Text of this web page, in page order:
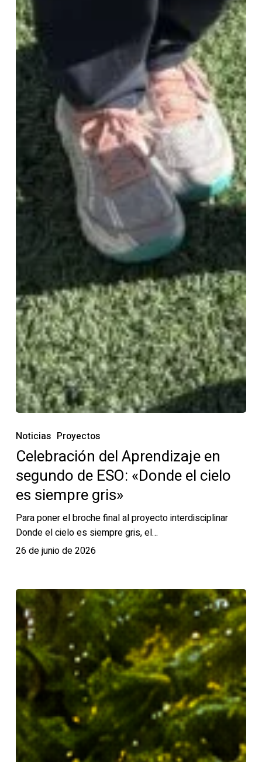
Noticias Proyectos
Celebración del Aprendizaje en
segundo de ESO: «Donde el cielo
es siempre gris»
Para poner el broche final al proyecto interdisciplinar
Donde el cielo es siempre gris, el…
26 de junio de 2026
Celebración
del
Aprendizaje
en
primero
ESO:
«Donde
el
cielo